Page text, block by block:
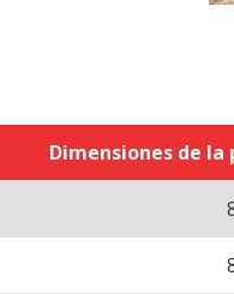
Dimensiones de